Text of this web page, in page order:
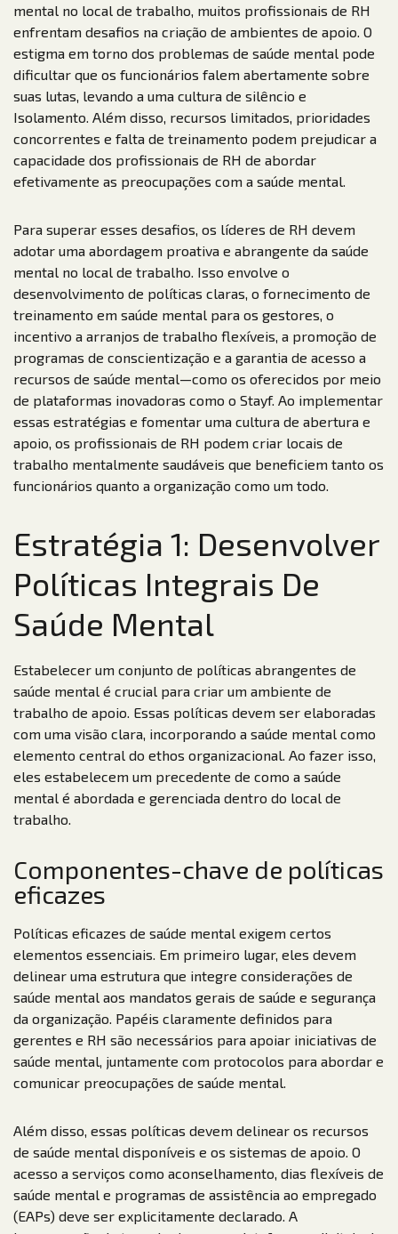
mental no local de trabalho, muitos profissionais de RH
enfrentam desafios na criação de ambientes de apoio. O
estigma em torno dos problemas de saúde mental pode
dificultar que os funcionários falem abertamente sobre
suas lutas, levando a uma cultura de silêncio e
Isolamento. Além disso, recursos limitados, prioridades
concorrentes e falta de treinamento podem prejudicar a
capacidade dos profissionais de RH de abordar
efetivamente as preocupações com a saúde mental.
Para superar esses desafios, os líderes de RH devem
adotar uma abordagem proativa e abrangente da saúde
mental no local de trabalho. Isso envolve o
desenvolvimento de políticas claras, o fornecimento de
treinamento em saúde mental para os gestores, o
incentivo a arranjos de trabalho flexíveis, a promoção de
programas de conscientização e a garantia de acesso a
recursos de saúde mental—como os oferecidos por meio
de plataformas inovadoras como o Stayf. Ao implementar
essas estratégias e fomentar uma cultura de abertura e
apoio, os profissionais de RH podem criar locais de
trabalho mentalmente saudáveis que beneficiem tanto os
funcionários quanto a organização como um todo.
Estratégia 1: Desenvolver
Políticas Integrais De
Saúde Mental
Estabelecer um conjunto de políticas abrangentes de
saúde mental é crucial para criar um ambiente de
trabalho de apoio. Essas políticas devem ser elaboradas
com uma visão clara, incorporando a saúde mental como
elemento central do ethos organizacional. Ao fazer isso,
eles estabelecem um precedente de como a saúde
mental é abordada e gerenciada dentro do local de
trabalho.
Componentes-chave de políticas
eficazes
Políticas eficazes de saúde mental exigem certos
elementos essenciais. Em primeiro lugar, eles devem
delinear uma estrutura que integre considerações de
saúde mental aos mandatos gerais de saúde e segurança
da organização. Papéis claramente definidos para
gerentes e RH são necessários para apoiar iniciativas de
saúde mental, juntamente com protocolos para abordar e
comunicar preocupações de saúde mental.
Além disso, essas políticas devem delinear os recursos
de saúde mental disponíveis e os sistemas de apoio. O
acesso a serviços como aconselhamento, dias flexíveis de
saúde mental e programas de assistência ao empregado
(EAPs) deve ser explicitamente declarado. A